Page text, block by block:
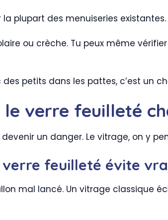
plupart des menuiseries
ou crèche. Tu peux même
petits dans les pattes, c’est un
verre feuilleté
un danger. Le vitrage, on y
verre feuilleté évite
mal lancé. Un vitrage classique